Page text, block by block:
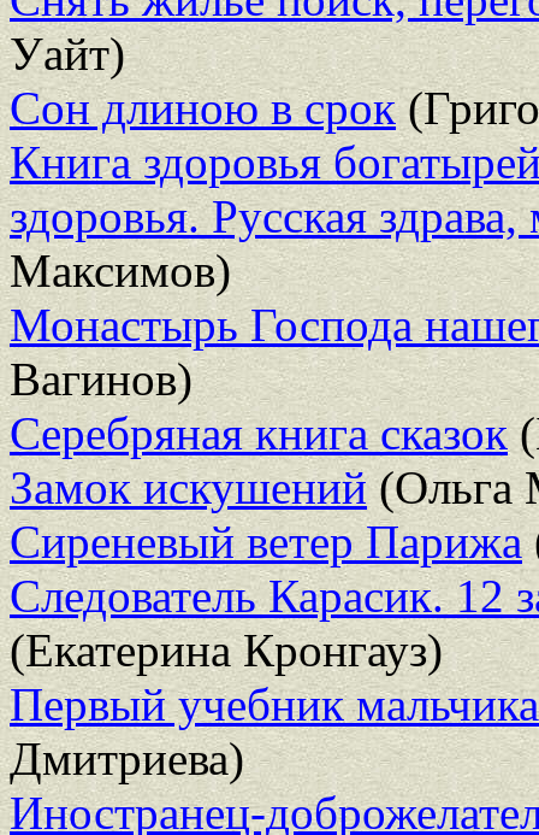
Уайт)
Сон длиною в срок
Книга здоровья
здоровья. Русская
Максимов)
Монастырь Господа
Вагинов)
Серебряная книга сказок
Замок искушений(Ольга
Сиреневый ветер Парижа
Следователь Карасик. 12
(Екатерина Кронгауз)
Первый учебник
Дмитриева)
Иностранец-